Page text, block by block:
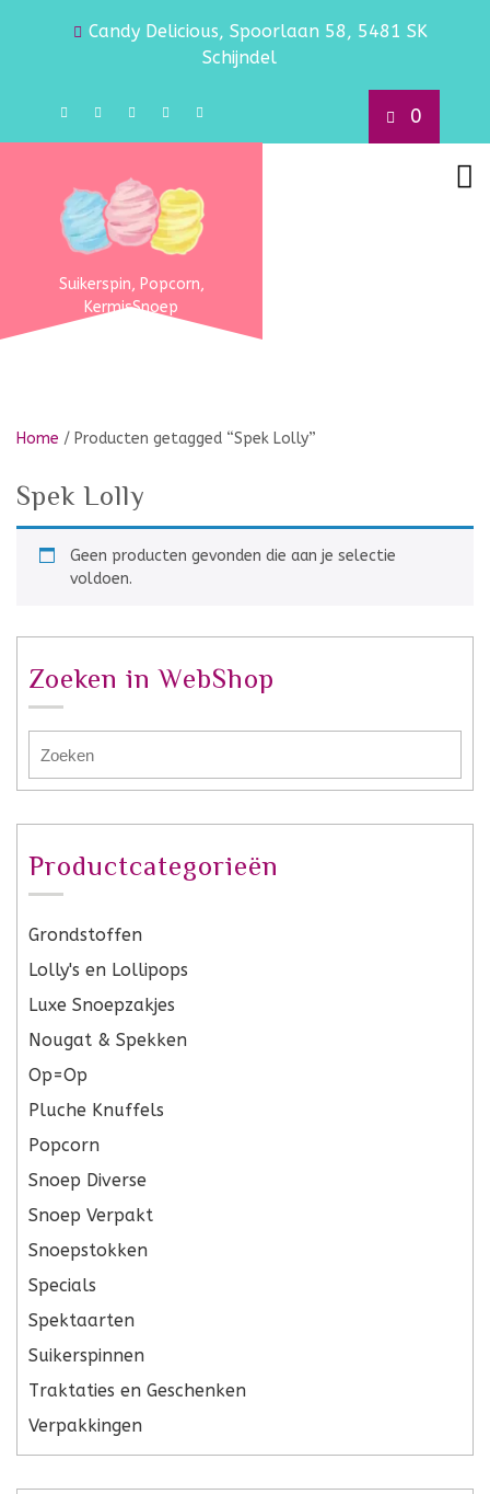
Candy Delicious, Spoorlaan 58, 5481 SK
Schijndel
0
Suikerspin, Popcorn,
KermisSnoep
Home / Producten getagged “Spek Lolly”
Spek Lolly
Geen producten gevonden die aan je selectie
voldoen.
Zoeken in WebShop
Productcategorieën
Grondstoffen
Lolly's en Lollipops
Luxe Snoepzakjes
Nougat & Spekken
Op=Op
Pluche Knuffels
Popcorn
Snoep Diverse
Snoep Verpakt
Snoepstokken
Specials
Spektaarten
Suikerspinnen
Traktaties en Geschenken
Verpakkingen